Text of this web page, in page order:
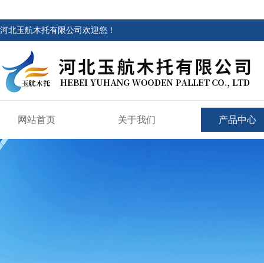
河北玉航木托有限公司欢迎您！
网站首页 关于我们 产品中心